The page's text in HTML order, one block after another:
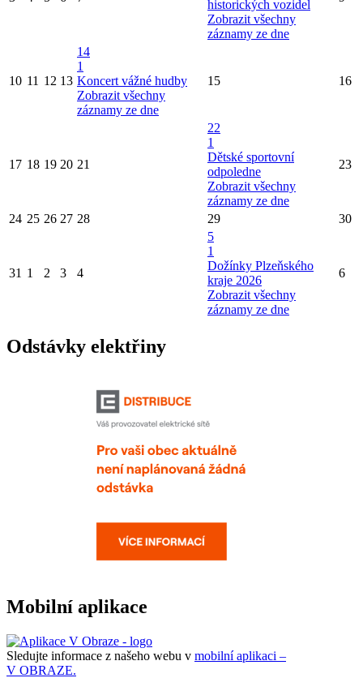
historických vozidel
Zobrazit všechny
záznamy ze dne
10 11 12 13
14
1
Koncert vážné hudby
Zobrazit všechny
záznamy ze dne
15 16
17 18 19 20 21
22
1
Dětské sportovní
odpoledne
Zobrazit všechny
záznamy ze dne
23
24 25 26 27 28 29 30
31 1 2 3 4
5
1
Dožínky Plzeňského
kraje 2026
Zobrazit všechny
záznamy ze dne
6
Odstávky elektřiny
Mobilní aplikace
Sledujte informace z našeho webu v mobilní aplikaci –
V OBRAZE.